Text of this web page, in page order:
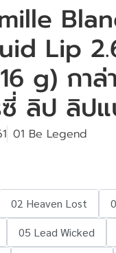
Lip
g) กาล่
ลิป ลิป
01 Be Legend
02 Heaven Lost
05 Lead Wicked